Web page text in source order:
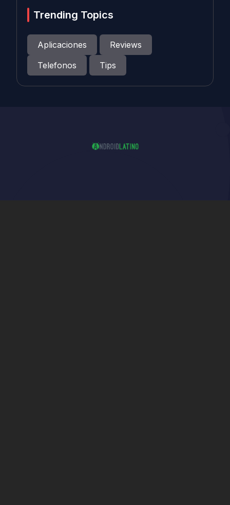
Trending Topics
Aplicaciones
Reviews
Telefonos
Tips